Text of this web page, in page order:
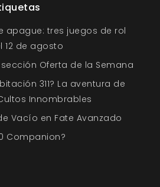
apague: tres juegos de rol
12 de agosto
Oferta de la Semana
311? La aventura de
Innombrables
Vacío en Fate Avanzado
Companion?